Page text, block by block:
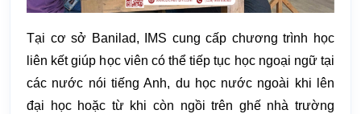
Tại cơ sở Banilad, IMS cung cấp chương trình học
liên kết giúp học viên có thể tiếp tục học ngoại ngữ tại
các nước nói tiếng Anh, du học nước ngoài khi lên
đại học hoặc từ khi còn ngồi trên ghế nhà trường